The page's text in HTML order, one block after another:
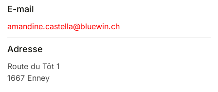
E-mail
amandine.castella@bluewin.ch
Adresse
Route du Tôt 1
1667 Enney